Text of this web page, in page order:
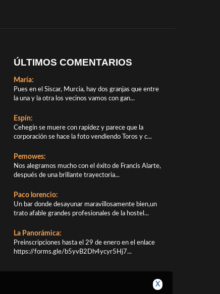
ÚLTIMOS COMENTARIOS
María:
Pues en el Siscar, Murcia, hay dos granjas que entre
la una y la otra los vecinos vamos con gan...
Espín:
Cehegín se muere con rapidez y parece que la
corporación se hace la foto vendiendo Toros y c...
Pemowes:
Nos alegramos mucho con el éxito de Francis Alarte,
después de una brillante trayectoria...
Paco lorencio:
Un bar donde desayunar maravillosamente bien,un
trato afable grandes profesionales de la hostel...
La Panorámica:
Preinscripciones hasta el 29 de enero en el enlace
https://forms.gle/b5yvB2Dh4ycyr5Hj7...
X